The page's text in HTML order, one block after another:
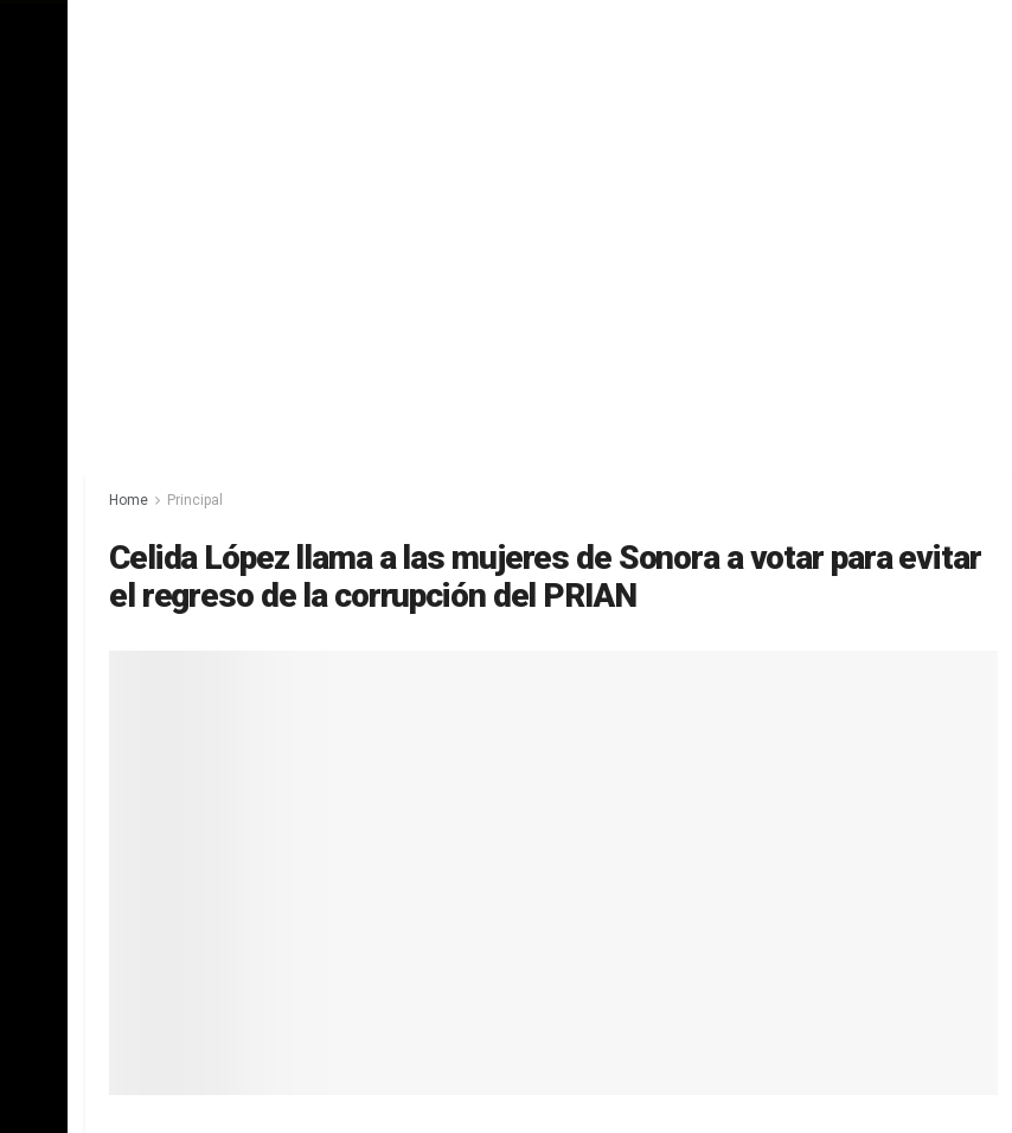
Home Principal
Celida López llama a las mujeres de Sonora a votar para evitar
el regreso de la corrupción del PRIAN